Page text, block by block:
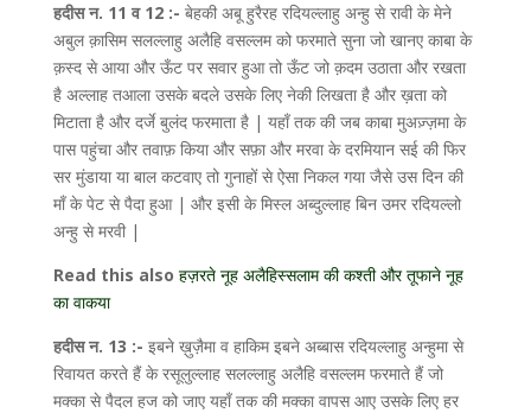
हदीस न. 11 व 12 :- बेहकी अबू हुरैरह रदियल्लाहु अन्हु से रावी के मेने
अबुल क़ासिम सलल्लाहु अलैहि वसल्लम को फरमाते सुना जो खानए काबा के
क़स्द से आया और ऊँट पर सवार हुआ तो ऊँट जो क़दम उठाता और रखता
है अल्लाह तआला उसके बदले उसके लिए नेकी लिखता है और ख़ता को
मिटाता है और दर्जे बुलंद फरमाता है | यहाँ तक की जब काबा मुअज़्ज़मा के
पास पहुंचा और तवाफ़ किया और सफ़ा और मरवा के दरमियान सई की फिर
सर मुंडाया या बाल कटवाए तो गुनाहों से ऐसा निकल गया जैसे उस दिन की
माँ के पेट से पैदा हुआ | और इसी के मिस्ल अब्दुल्लाह बिन उमर रदियल्लो
अन्हु से मरवी |
Read this also हज़रते नूह अलैहिस्सलाम की कश्ती और तूफाने नूह
का वाकया
हदीस न. 13 :- इबने ख़ुज़ैमा व हाकिम इबने अब्बास रदियल्लाहु अन्हुमा से
रिवायत करते हैं के रसूलुल्लाह सलल्लाहु अलैहि वसल्लम फरमाते हैं जो
मक्का से पैदल हज को जाए यहाँ तक की मक्का वापस आए उसके लिए हर